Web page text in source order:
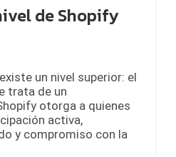
de Shopify
un nivel superior: el
trata de un
otorga a quienes
activa,
y compromiso con la